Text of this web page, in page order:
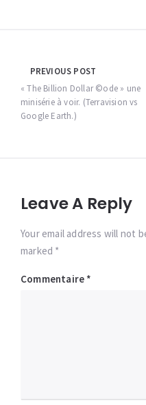
Navigation
de
l’article
PREVIOUS POST
« The Billion Dollar ©ode » une
minisérie à voir. (Terravision vs
Google Earth.)
Leave A Reply
Your email address will not
marked *
Commentaire *